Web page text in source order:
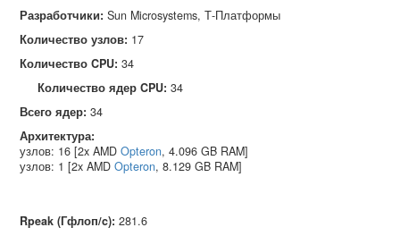
Разработчики: Sun Microsystems, Т‑Платформы
Количество узлов: 17
Количество CPU: 34
Количество ядер CPU: 34
Всего ядер: 34
Архитектура:
узлов: 16 [2x AMD Opteron, 4.096 GB RAM]
узлов: 1 [2x AMD Opteron, 8.129 GB RAM]
Rpeak (Гфлоп/c): 281.6